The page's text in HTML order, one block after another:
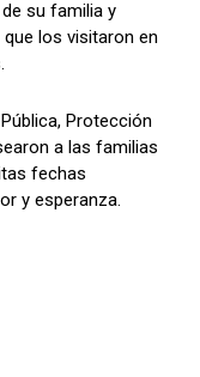
su familia y
los visitaron en
Protección
a las familias
fechas
y esperanza.